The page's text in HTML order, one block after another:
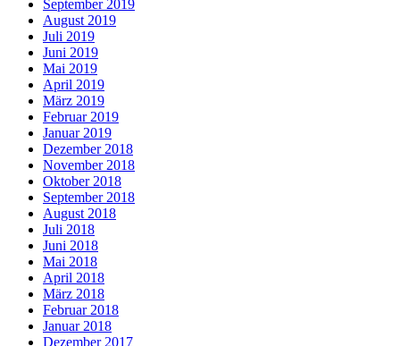
September 2019
August 2019
Juli 2019
Juni 2019
Mai 2019
April 2019
März 2019
Februar 2019
Januar 2019
Dezember 2018
November 2018
Oktober 2018
September 2018
August 2018
Juli 2018
Juni 2018
Mai 2018
April 2018
März 2018
Februar 2018
Januar 2018
Dezember 2017